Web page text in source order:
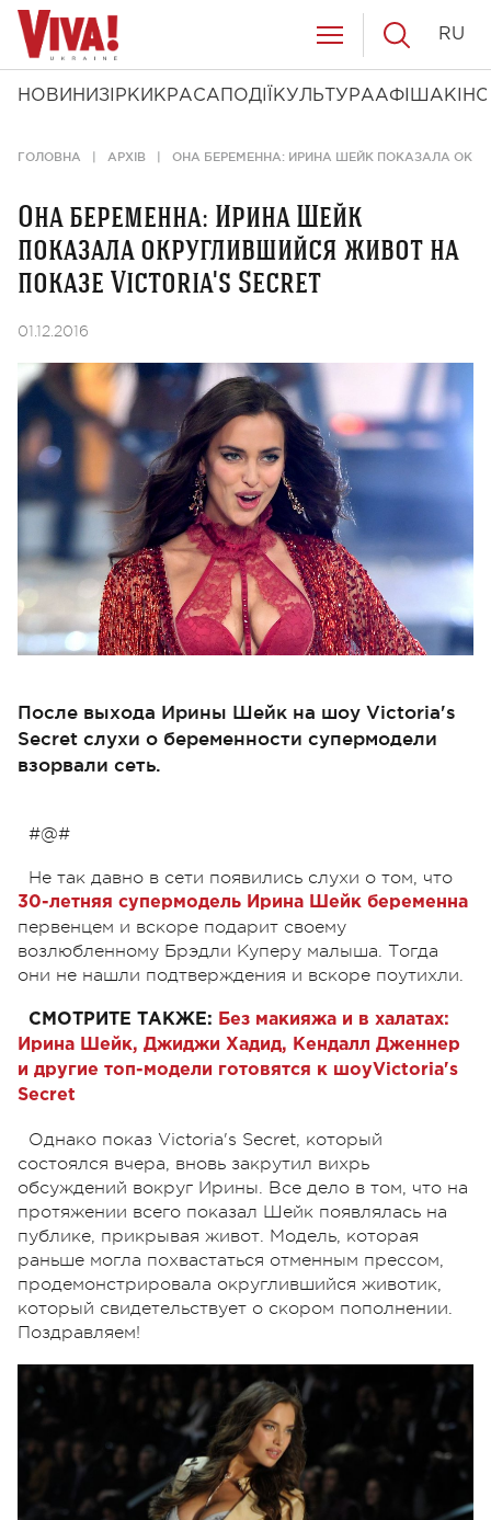
НОВИНИ ЗІРКИ КРАСА ПОДІЇ КУЛЬТУРААФІША КІНО
RU
ГОЛОВНА АРХІВ ОНА БЕРЕМЕННА: ИРИНА ШЕЙК ПОКАЗАЛА
Она беременна: Ирина Шейк
показала округлившийся живот на
показе Victoria's Secret
01.12.2016
После выхода Ирины Шейк на шоу Victoria's
Secret слухи о беременности супермодели
взорвали сеть.
#@#
Не так давно в сети появились слухи о том, что
30-летняя супермодель Ирина Шейк беременна
первенцем и вскоре подарит своему
возлюбленному Брэдли Куперу малыша. Тогда
они не нашли подтверждения и вскоре поутихли.
СМОТРИТЕ ТАКЖЕ: Без макияжа и в халатах:
Ирина Шейк, Джиджи Хадид, Кендалл Дженнер
и другие топ-модели готовятся к шоуVictoria's
Secret
Однако показ Victoria's Secret, который
состоялся вчера, вновь закрутил вихрь
обсуждений вокруг Ирины. Все дело в том, что на
протяжении всего показал Шейк появлялась на
публике, прикрывая живот. Модель, которая
раньше могла похвастаться отменным прессом,
продемонстрировала округлившийся животик,
который свидетельствует о скором пополнении.
Поздравляем!